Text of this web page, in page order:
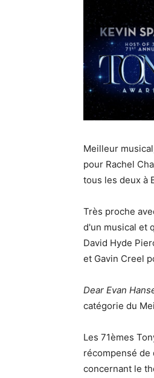
Meilleur
pour Rachel
tous les deux à
Très proche
d'un musical et
David Hyde
et Gavin Creel
Dear Evan
catégorie du
Les 71èmes
récompensé de
concernant le